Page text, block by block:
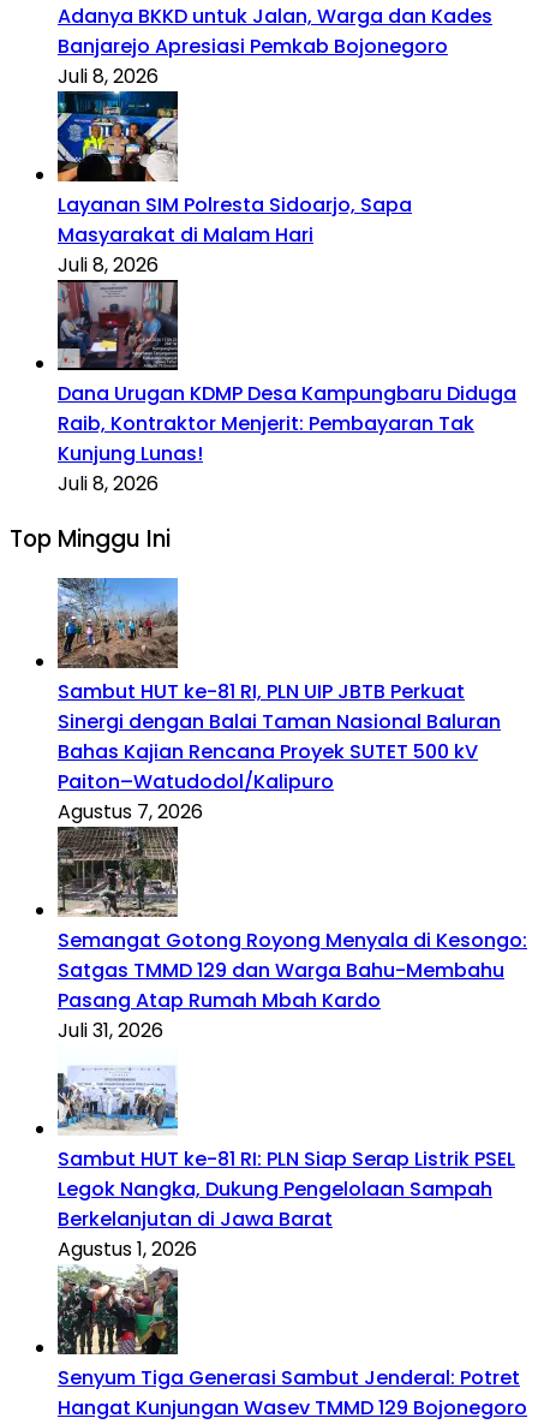
Adanya BKKD untuk Jalan, Warga dan Kades
Banjarejo Apresiasi Pemkab Bojonegoro
Juli 8, 2026
Layanan SIM Polresta Sidoarjo, Sapa
Masyarakat di Malam Hari
Juli 8, 2026
Dana Urugan KDMP Desa Kampungbaru Diduga
Raib, Kontraktor Menjerit: Pembayaran Tak
Kunjung Lunas!
Juli 8, 2026
Top Minggu Ini
Sambut HUT ke-81 RI, PLN UIP JBTB Perkuat
Sinergi dengan Balai Taman Nasional Baluran
Bahas Kajian Rencana Proyek SUTET 500 kV
Paiton–Watudodol/Kalipuro
Agustus 7, 2026
Semangat Gotong Royong Menyala di Kesongo:
Satgas TMMD 129 dan Warga Bahu-Membahu
Pasang Atap Rumah Mbah Kardo
Juli 31, 2026
Sambut HUT ke-81 RI: PLN Siap Serap Listrik PSEL
Legok Nangka, Dukung Pengelolaan Sampah
Berkelanjutan di Jawa Barat
Agustus 1, 2026
Senyum Tiga Generasi Sambut Jenderal: Potret
Hangat Kunjungan Wasev TMMD 129 Bojonegoro